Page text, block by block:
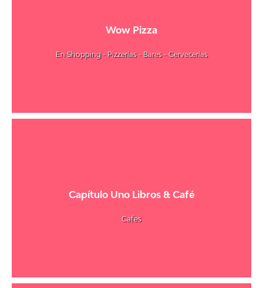
Wow Pizza
En Shopping - Pizzerías - Bares - Cervecerías
Capítulo Uno Libros & Café
Cafes